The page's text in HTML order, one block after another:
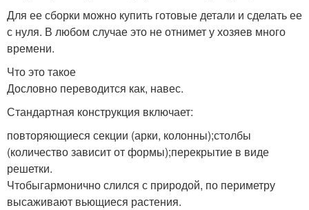
Для ее сборки можно купить готовые детали и сделать ее
с нуля. В любом случае это не отнимет у хозяев много
времени.
Что это такое
Дословно переводится как, навес.
Стандартная конструкция включает:
повторяющиеся секции (арки, колонны);столбы
(количество зависит от формы);перекрытие в виде
решетки.
Чтобыгармонично слился с природой, по периметру
высаживают вьющиеся растения.